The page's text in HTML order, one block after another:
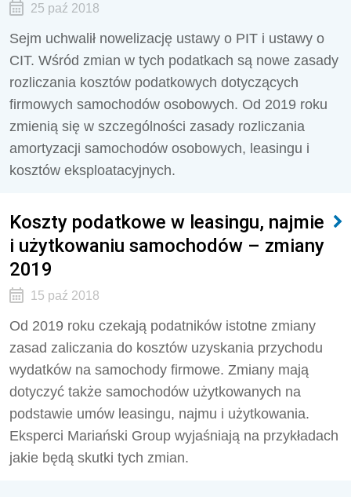
25 paź 2018
Sejm uchwalił nowelizację ustawy o PIT i ustawy o
CIT. Wśród zmian w tych podatkach są nowe zasady
rozliczania kosztów podatkowych dotyczących
firmowych samochodów osobowych. Od 2019 roku
zmienią się w szczególności zasady rozliczania
amortyzacji samochodów osobowych, leasingu i
kosztów eksploatacyjnych.
Koszty podatkowe w leasingu, najmie
i użytkowaniu samochodów – zmiany
2019
15 paź 2018
Od 2019 roku czekają podatników istotne zmiany
zasad zaliczania do kosztów uzyskania przychodu
wydatków na samochody firmowe. Zmiany mają
dotyczyć także samochodów użytkowanych na
podstawie umów leasingu, najmu i użytkowania.
Eksperci Mariański Group wyjaśniają na przykładach
jakie będą skutki tych zmian.